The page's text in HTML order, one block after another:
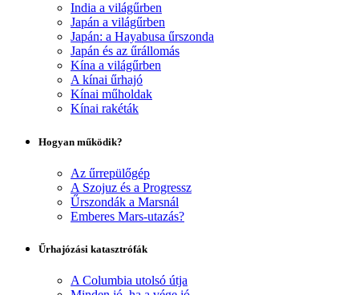
India a világűrben
Japán a világűrben
Japán: a Hayabusa űrszonda
Japán és az űrállomás
Kína a világűrben
A kínai űrhajó
Kínai műholdak
Kínai rakéták
Hogyan működik?
Az űrrepülőgép
A Szojuz és a Progressz
Űrszondák a Marsnál
Emberes Mars-utazás?
Űrhajózási katasztrófák
A Columbia utolsó útja